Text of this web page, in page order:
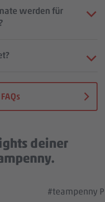
werden für
deiner
den
Wir
YouTube
#teampenny